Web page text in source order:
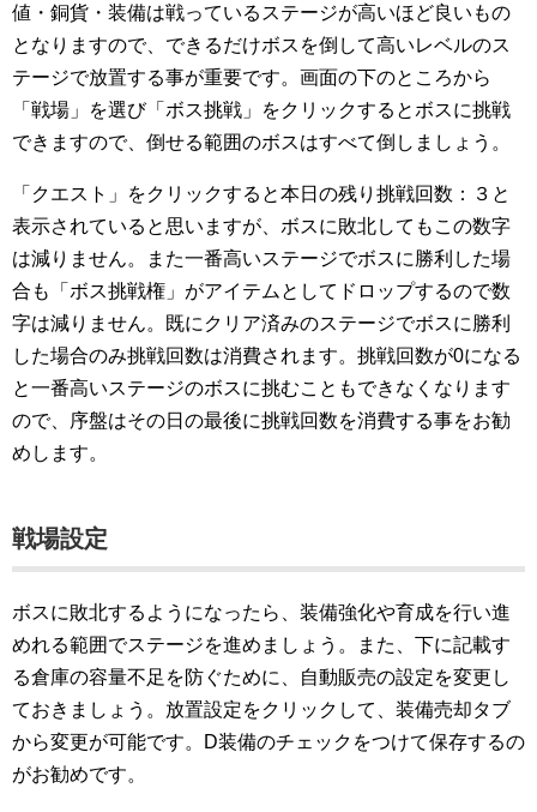
値・銅貨・装備は戦っているステージが高いほど良いもの
となりますので、できるだけボスを倒して高いレベルのス
テージで放置する事が重要です。画面の下のところから
「戦場」を選び「ボス挑戦」をクリックするとボスに挑戦
できますので、倒せる範囲のボスはすべて倒しましょう。
「クエスト」をクリックすると本日の残り挑戦回数：３と
表示されていると思いますが、ボスに敗北してもこの数字
は減りません。また一番高いステージでボスに勝利した場
合も「ボス挑戦権」がアイテムとしてドロップするので数
字は減りません。既にクリア済みのステージでボスに勝利
した場合のみ挑戦回数は消費されます。挑戦回数が0になる
と一番高いステージのボスに挑むこともできなくなります
ので、序盤はその日の最後に挑戦回数を消費する事をお勧
めします。
戦場設定
ボスに敗北するようになったら、装備強化や育成を行い進
めれる範囲でステージを進めましょう。また、下に記載す
る倉庫の容量不足を防ぐために、自動販売の設定を変更し
ておきましょう。放置設定をクリックして、装備売却タブ
から変更が可能です。D装備のチェックをつけて保存するの
がお勧めです。